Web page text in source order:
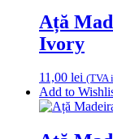
Ață
Ivory
11,00 lei (TVA
Add to